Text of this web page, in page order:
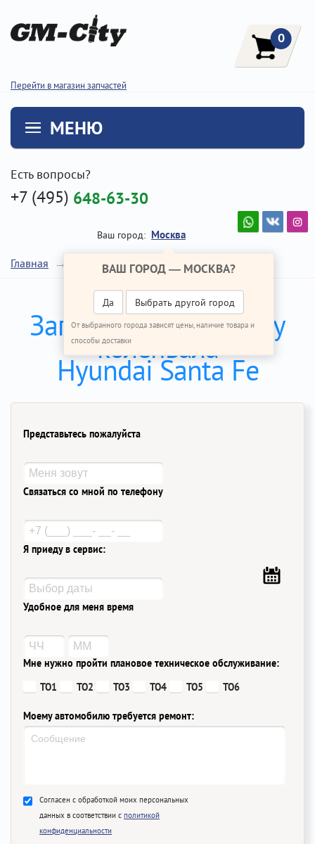
Перейти в магазин запчастей
0
МЕНЮ
Есть вопросы?
+7 (495) 648-63-30
Ваш город: Москва
ВАШ ГОРОД — МОСКВА?
Да Выбрать другой город
От выбранного города зависят цены, наличие товара и
способы доставки
Главная Ремонт Хендай Санта Фе Коленвал
Записаться на замену
коленвала
Hyundai Santa Fe
Представьтесь пожалуйста
Связаться со мной по телефону
Я приеду в сервис:
Удобное для меня время
Мне нужно пройти плановое техническое обслуживание:
ТО1
ТО2 ТО3 ТО4 ТО5 ТО6
Моему автомобилю требуется ремонт:
Согласен с обработкой моих персональных
данных в соответствии с политикой
конфиденциальности